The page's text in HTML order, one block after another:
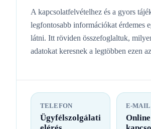
A kapcsolatfelvételhez és a gyors
legfontosabb információkat érdemes
látni. Itt röviden összefoglaltuk,
adatokat keresnek a legtöbben ezen
TELEFON
Ügyfélszolgálati
E-MAIL
Online